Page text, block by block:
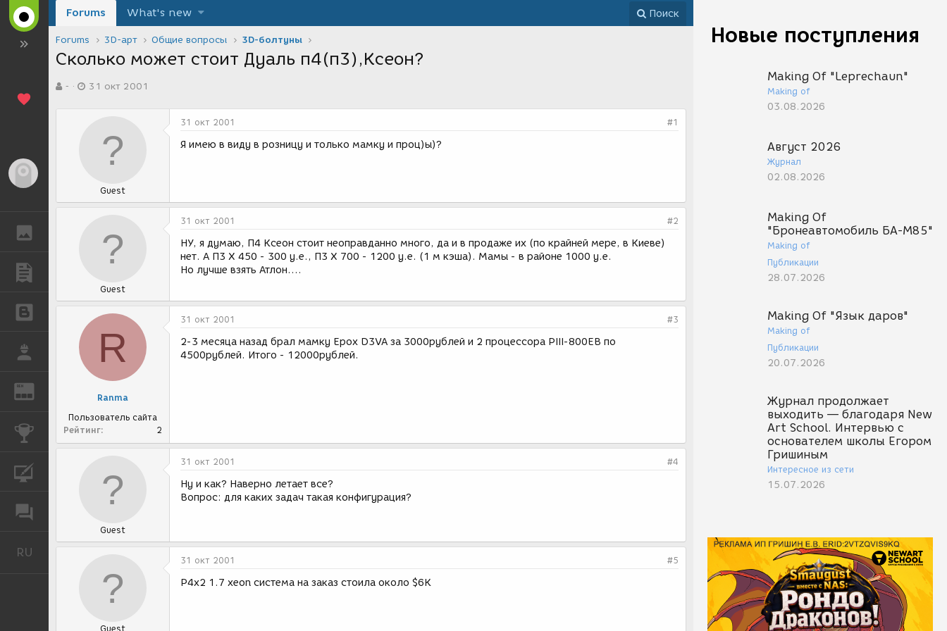
РАБОТА
REN
КОНКУРСЫ
RU
Новые поступления
Making Of "Leprechaun"
Making of
03.08.2026
Август 2026
Журнал
02.08.2026
Making Of
"Бронеавтомобиль БА-М85"
Making of
Публикации
28.07.2026
Making Of "Язык даров"
Making of
Публикации
20.07.2026
Журнал продолжает
выходить — благодаря New
Art School. Интервью с
основателем школы Егором
Гришиным
Интересное из сети
15.07.2026
Forums What's new Поиск
Forums 3D-арт Общие вопросы 3D-болтуны
Сколько может стоит Дуаль п4(п3),Ксеон?
в-
а
и
31 окт 2001
Guest
31 окт 2001 #1
Я имею в виду в розницу и только мамку и проц)ы)?
Guest
31 окт 2001 #2
НУ, я думаю, П4 Ксеон стоит неоправданно много, да и в продаже их (по крайней мере, в Киеве)
нет. А П3 Х 450 - 300 у.е., П3 Х 700 - 1200 у.е. (1 м кэша). Мамы - в районе 1000 у.е.
Но лучше взять Атлон....
R
Ranma
Пользователь сайта
Рейтинг
2
31 окт 2001 #3
2-3 месяца назад брал мамку Epox D3VA за 3000рублей и 2 процессора PIII-800EB по
4500рублей. Итого - 12000рублей.
Guest
31 окт 2001 #4
Ну и как? Наверно летает все?
Вопрос: для каких задач такая конфигурация?
Guest
31 окт 2001 #5
P4x2 1.7 xeon система на заказ стоила около $6K